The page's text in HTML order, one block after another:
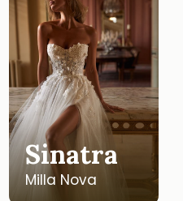
Sinatra
Milla Nova